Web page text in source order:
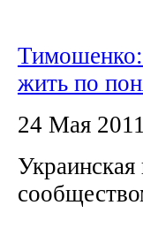
Тимошенко:
жить по
24 Мая 2011
Украинская